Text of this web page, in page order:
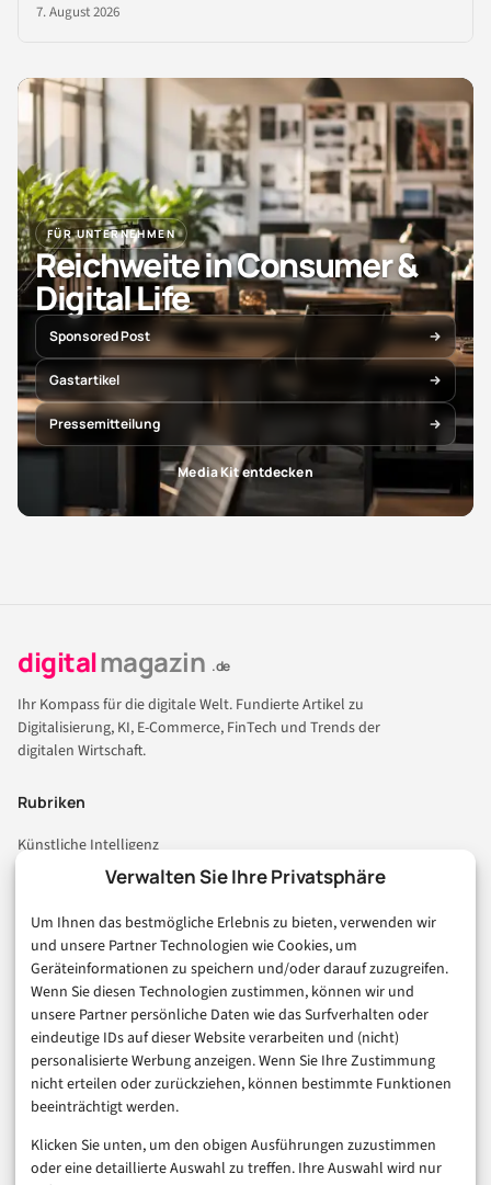
Verwalten Sie Ihre Privatsphäre
Um Ihnen das bestmögliche Erlebnis zu bieten, verwenden wir
und unsere Partner Technologien wie Cookies, um
Geräteinformationen zu speichern und/oder darauf zuzugreifen.
Wenn Sie diesen Technologien zustimmen, können wir und
unsere Partner persönliche Daten wie das Surfverhalten oder
eindeutige IDs auf dieser Website verarbeiten und (nicht)
personalisierte Werbung anzeigen. Wenn Sie Ihre Zustimmung
nicht erteilen oder zurückziehen, können bestimmte Funktionen
beeinträchtigt werden.
Klicken Sie unten, um den obigen Ausführungen zuzustimmen
oder eine detaillierte Auswahl zu treffen. Ihre Auswahl wird nur
7. August 2026
FÜR UNTERNEHMEN
Reichweite in Consumer &
Digital Life
Sponsored Post
Gastartikel
Pressemitteilung
Media Kit entdecken
digitalmagazin .de
Ihr Kompass für die digitale Welt. Fundierte Artikel zu
Digitalisierung, KI, E-Commerce, FinTech und Trends der
digitalen Wirtschaft.
Rubriken
Künstliche Intelligenz
Technologie & IT
Consumer & Digital Life
Marketing
Finanzen & FinTech
Business & Karriere
Sicherheit & Recht
Digitalisierung
Marketing
Magazin